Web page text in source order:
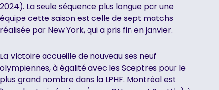
2024). La seule séquence plus longue par une
équipe cette saison est celle de sept matchs
réalisée par New York, qui a pris fin en janvier.
La Victoire accueille de nouveau ses neuf
olympiennes, à égalité avec les Sceptres pour le
plus grand nombre dans la LPHF. Montréal est